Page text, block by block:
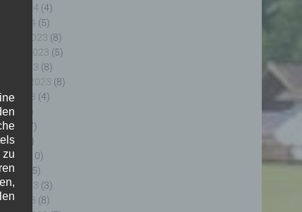
2024 (4)
2024 (5)
2023 (8)
2023 (5)
2023 (8)
2023 (8)
2023 (4)
(8)
(7)
(8)
(10)
(5)
2023 (3)
2023 (8)
zu